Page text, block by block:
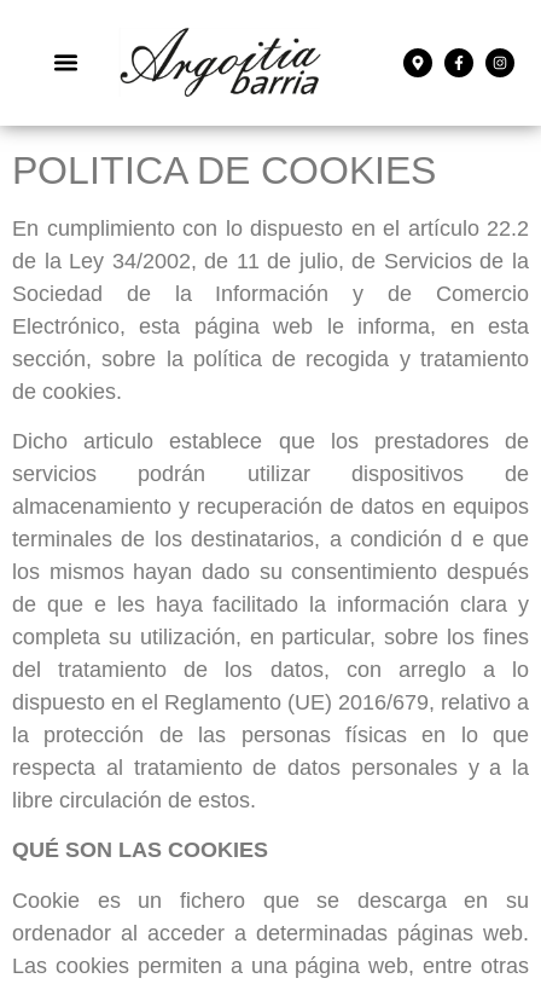
POLITICA DE COOKIES
En cumplimiento con lo dispuesto en el artículo 22.2
de la Ley 34/2002, de 11 de julio, de Servicios de la
Sociedad de la Información y de Comercio
Electrónico, esta página web le informa, en esta
sección, sobre la política de recogida y tratamiento
de cookies.
Dicho articulo establece que los prestadores de
servicios podrán utilizar dispositivos de
almacenamiento y recuperación de datos en equipos
terminales de los destinatarios, a condición d e que
los mismos hayan dado su consentimiento después
de que e les haya facilitado la información clara y
completa su utilización, en particular, sobre los fines
del tratamiento de los datos, con arreglo a lo
dispuesto en el Reglamento (UE) 2016/679, relativo a
la protección de las personas físicas en lo que
respecta al tratamiento de datos personales y a la
libre circulación de estos.
QUÉ SON LAS COOKIES
Cookie es un fichero que se descarga en su
ordenador al acceder a determinadas páginas web.
Las cookies permiten a una página web, entre otras